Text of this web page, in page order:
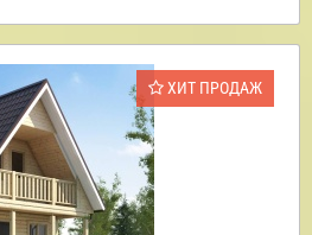
ХИТ ПРОДАЖ